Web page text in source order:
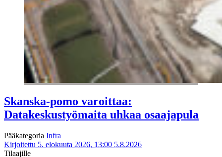
Skanska-pomo varoittaa:
Datakeskustyömaita uhkaa osaajapula
Pääkategoria Infra
Kirjoitettu 5. elokuuta 2026, 13:00 5.8.2026
Tilaajille